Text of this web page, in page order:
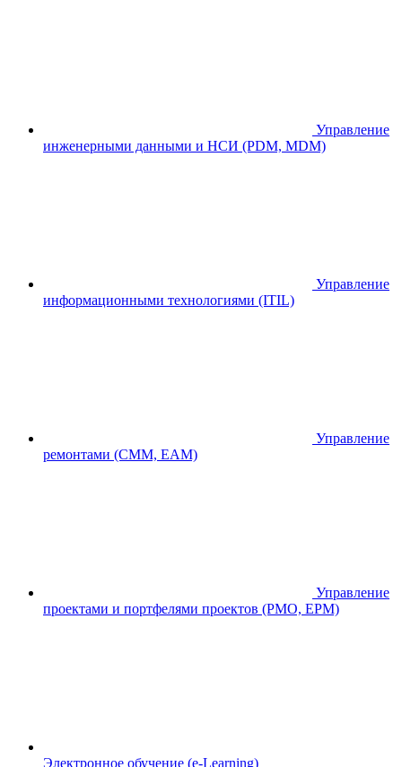
Управление
инженерными данными и НСИ (PDM, MDM)
Управление
информационными технологиями (ITIL)
Управление
ремонтами (CMM, EAM)
Управление
проектами и портфелями проектов (PMO, EPM)
Электронное обучение (e-Learning)